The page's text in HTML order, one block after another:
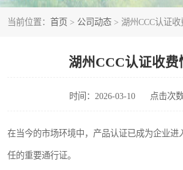
当前位置： 首页 > 公司动态 > 湖州CCC认证
湖州CCC认证收费
时间：2026-03-10 点击次
在当今的市场环境中，产品认证已成为企业进
任的重要通行证。
45001认证